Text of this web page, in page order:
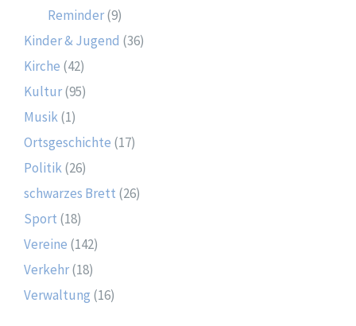
Reminder(9)
Kinder & Jugend (36)
Kirche (42)
Kultur(95)
Musik(1)
Ortsgeschichte (17)
Politik(26)
schwarzes Brett (26)
Sport (18)
Vereine (142)
Verkehr(18)
Verwaltung (16)